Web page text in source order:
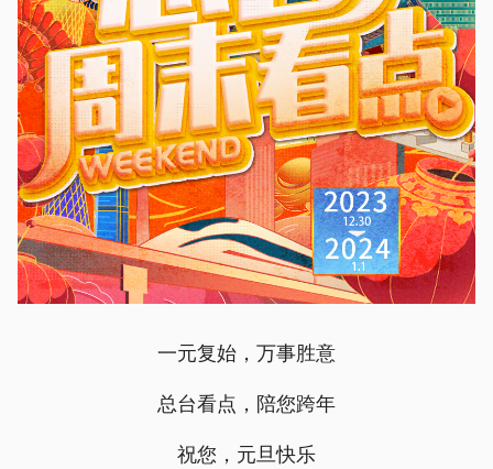
一元复始，万事胜意
总台看点，陪您跨年
祝您，元旦快乐